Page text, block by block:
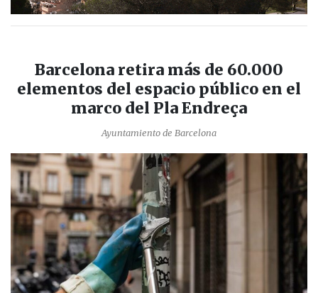
Barcelona retira más de 60.000
elementos del espacio público en el
marco del Pla Endreça
Ayuntamiento de Barcelona